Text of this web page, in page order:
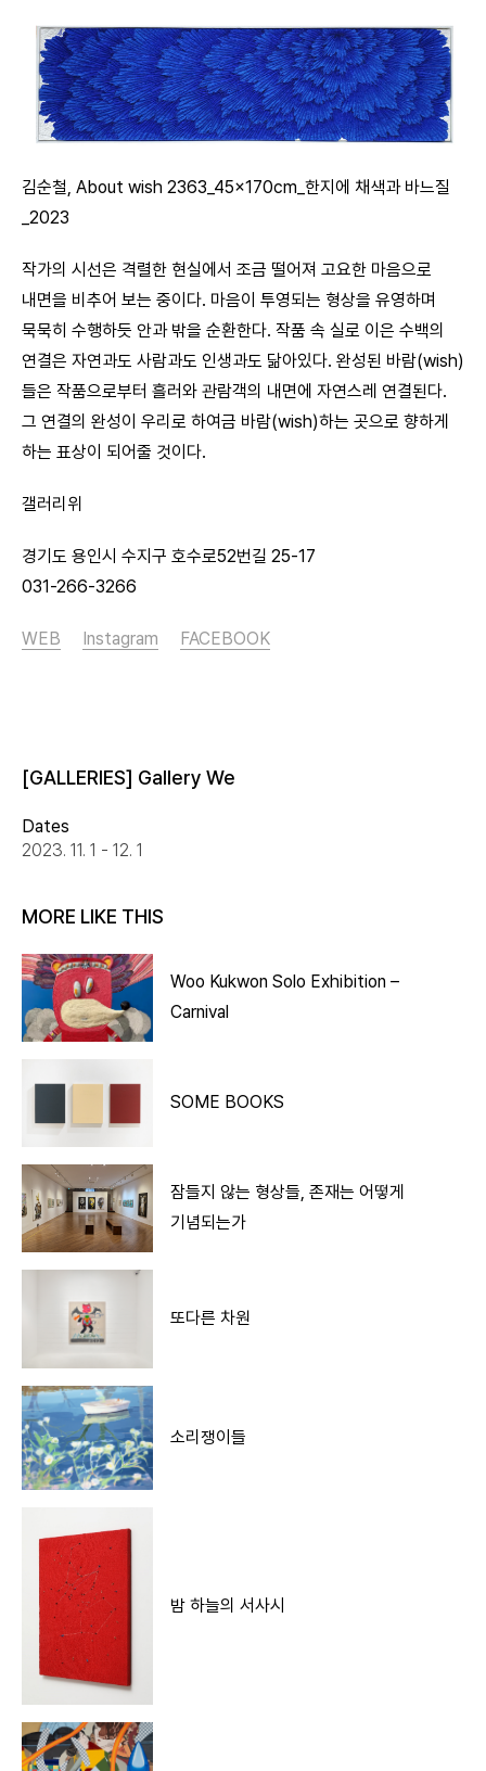
김순철, About wish 2363_45x170cm_한지에 채색과 바느질
_2023
작가의 시선은 격렬한 현실에서 조금 떨어져 고요한 마음으로
내면을 비추어 보는 중이다. 마음이 투영되는 형상을 유영하며
묵묵히 수행하듯 안과 밖을 순환한다. 작품 속 실로 이은 수백의
연결은 자연과도 사람과도 인생과도 닮아있다. 완성된 바람(wish)
들은 작품으로부터 흘러와 관람객의 내면에 자연스레 연결된다.
그 연결의 완성이 우리로 하여금 바람(wish)하는 곳으로 향하게
하는 표상이 되어줄 것이다.
갤러리위
경기도 용인시 수지구 호수로52번길 25-17
031-266-3266
WEB Instagram FACEBOOK
[GALLERIES] Gallery We
Dates
2023. 11. 1 - 12. 1
MORE LIKE THIS
Woo Kukwon Solo Exhibition –
Carnival
SOME BOOKS
잠들지 않는 형상들, 존재는 어떻게
기념되는가
또다른 차원
소리쟁이들
밤 하늘의 서사시